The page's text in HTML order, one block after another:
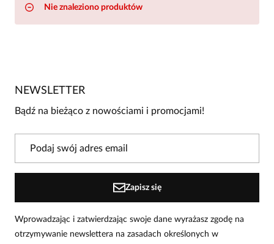
Nie znaleziono produktów
NEWSLETTER
Bądź na bieżąco z nowościami i promocjami!
Zapisz się
Wprowadzając i zatwierdzając swoje dane wyrażasz zgodę na
otrzymywanie newslettera na zasadach określonych w